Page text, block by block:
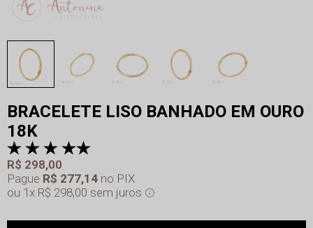
BRACELETE LISO BANHADO EM OURO
18K
Pague R$ 277,14no PIX
R$ 298,00
1x R$ 298,00 sem juros